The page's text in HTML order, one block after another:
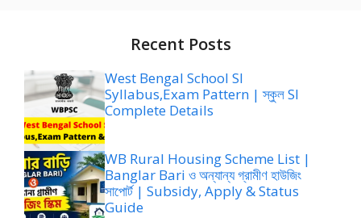
Recent Posts
West Bengal School SI
Syllabus,Exam Pattern | স্কুল SI
Complete Details
WB Rural Housing Scheme List |
Banglar Bari ও অন্যান্য গ্রামীণ হাউজিং
সাপোর্ট | Subsidy, Apply & Status
Guide